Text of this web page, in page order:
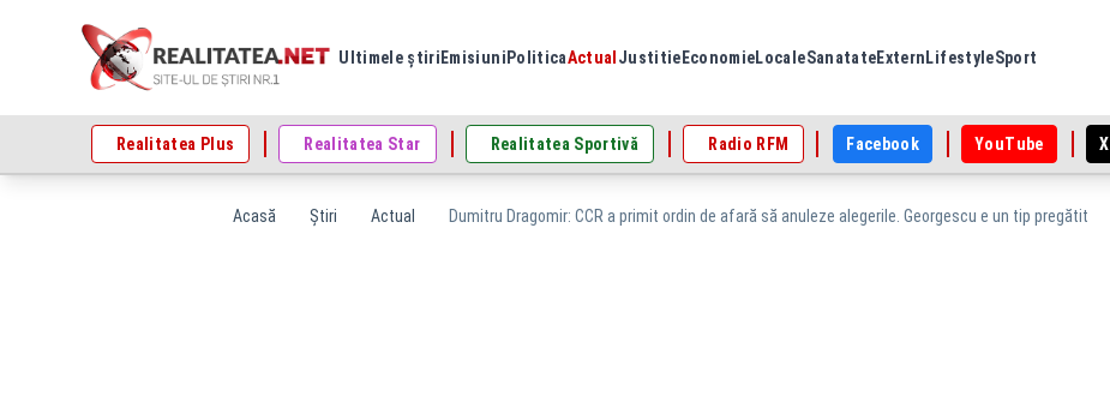
Ultimele știri Emisiuni PoliticaActual Justitie EconomieLocaleSanatateExtern LifestyleSport
Realitatea Plus Realitatea Star Realitatea Sportivă Radio RFM Facebook YouTube X
Acasă Știri Actual Dumitru Dragomir: CCR a primit ordin de afară să anuleze alegerile. Georgescu e un tip pregătit